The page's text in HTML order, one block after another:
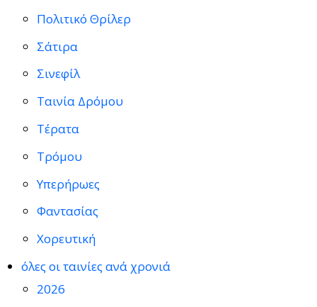
Πολιτικό Θρίλερ
Σάτιρα
Σινεφίλ
Ταινία Δρόμου
Τέρατα
Τρόμου
Υπερήρωες
Φαντασίας
Χορευτική
όλες οι ταινίες ανά χρονιά
2026